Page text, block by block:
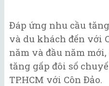
Đáp ứng nhu cầu
và du khách đến với
năm và đầu năm
tăng gấp đôi số
TP.HCM với Côn Đảo.